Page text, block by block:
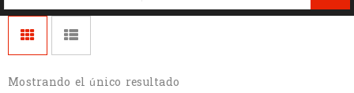
Mostrando el único resultado